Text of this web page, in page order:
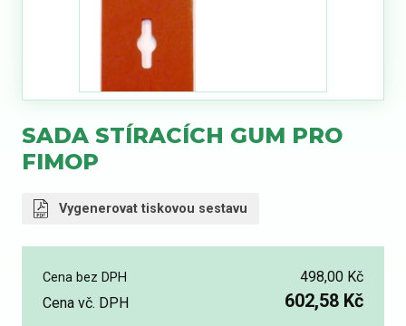
SADA STÍRACÍCH GUM PRO
FIMOP
Vygenerovat tiskovou sestavu
Cena bez DPH
498,00 Kč
Cena vč. DPH
602,58 Kč